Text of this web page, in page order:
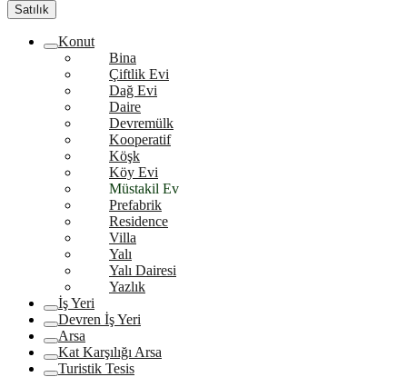
Satılık
Konut
Bina
Çiftlik Evi
Dağ Evi
Daire
Devremülk
Kooperatif
Köşk
Köy Evi
Müstakil Ev
Prefabrik
Residence
Villa
Yalı
Yalı Dairesi
Yazlık
İş Yeri
Devren İş Yeri
Arsa
Kat Karşılığı Arsa
Turistik Tesis